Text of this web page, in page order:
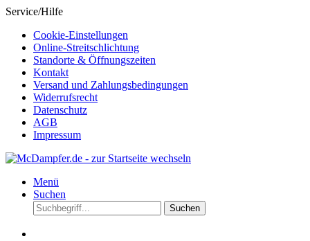
Service/Hilfe
Cookie-Einstellungen
Online-Streitschlichtung
Standorte & Öffnungszeiten
Kontakt
Versand und Zahlungsbedingungen
Widerrufsrecht
Datenschutz
AGB
Impressum
Menü
Suchen
Suchen